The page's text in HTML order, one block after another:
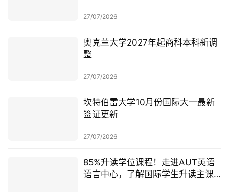
27/07/2026
奥克兰大学2027年起商科本科新调
整
27/07/2026
坎特伯雷大学10月份国际大一最新
签证更新
27/07/2026
85%升读学位课程！走进AUT英语
语言中心，了解国际学生升读主课